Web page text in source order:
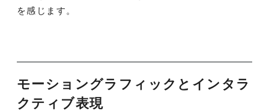
を感じます。
モーショングラフィックとインタラ
クティブ表現